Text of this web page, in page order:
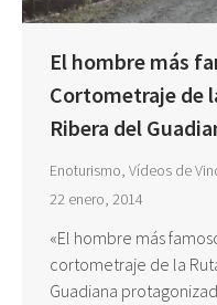
El hombre más
Cortometraje de
Ribera del
Enoturismo, Vídeos de
22 enero, 2014
«El hombre más
cortometraje de la
Guadiana